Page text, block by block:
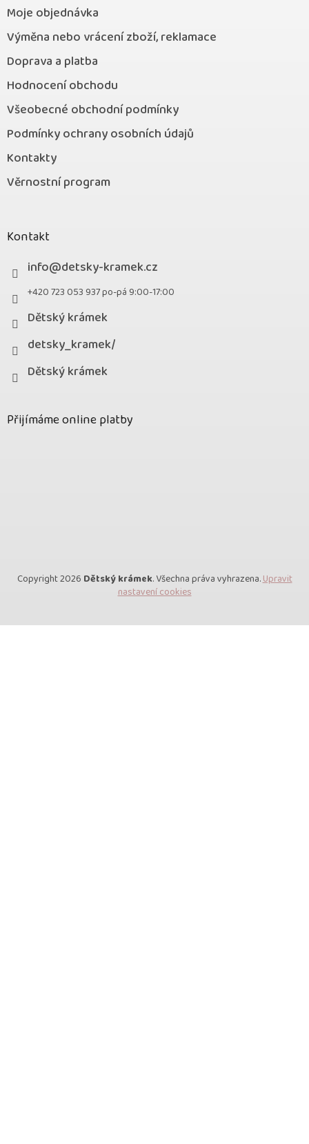
Moje objednávka
Výměna nebo vrácení zboží, reklamace
Doprava a platba
Hodnocení obchodu
Všeobecné obchodní podmínky
Podmínky ochrany osobních údajů
Kontakty
Věrnostní program
Kontakt
info@detsky-kramek.cz
+420 723 053 937 po-pá 9:00-17:00
Dětský krámek
detsky_kramek/
Dětský krámek
Přijímáme online platby
Copyright 2026 Dětský krámek. Všechna práva vyhrazena.Upravit
nastavení cookies